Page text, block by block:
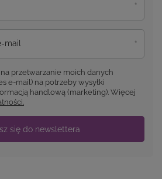
mail
przetwarzanie moich danych
e-mail) na potrzeby wysyłki
handlową (marketing). Więcej
się do newslettera